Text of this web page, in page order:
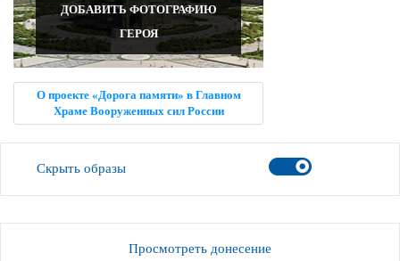
ДОБАВИТЬ ФОТОГРАФИЮ
ГЕРОЯ
О проекте «Дорога памяти» в Главном
Храме Вооруженных сил России
Скрыть образы
Просмотреть донесение